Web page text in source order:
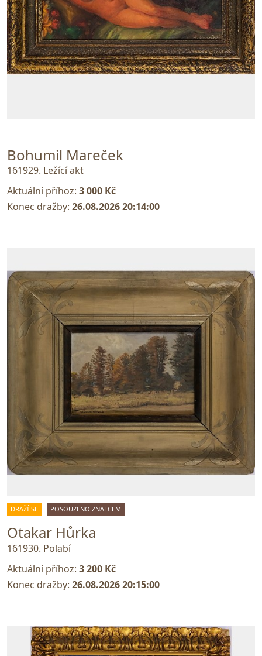
Bohumil Mareček
161929. Ležící akt
Aktuální příhoz: 3 000 Kč
Konec dražby: 26.08.2026 20:14:00
DRAŽÍ SE POSOUZENO ZNALCEM
Otakar Hůrka
161930. Polabí
Aktuální příhoz: 3 200 Kč
Konec dražby: 26.08.2026 20:15:00